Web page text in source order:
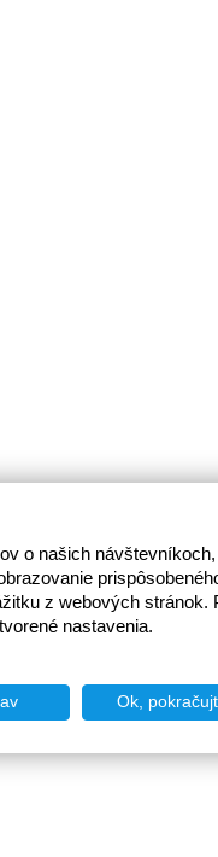
o našich
z webových stránok.
nastavenia.
Ok,